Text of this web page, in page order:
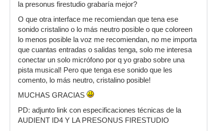
la presonus firestudio grabaría mejor?
O que otra interface me recomiendan que tena ese
sonido cristalino o lo más neutro posible o que coloreen
lo menos posible la voz me recomiendan, no me importa
que cuantas entradas o salidas tenga, solo me interesa
conectar un solo micrófono por q yo grabo sobre una
pista musical! Pero que tenga ese sonido que les
comento, lo más neutro, cristalino posible!
MUCHAS GRACIAS
PD: adjunto link con especificaciones técnicas de la
AUDIENT ID4 Y LA PRESONUS FIRESTUDIO